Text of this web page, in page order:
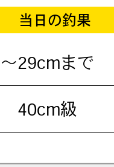
当日の釣果
～29cmまで
40cm級